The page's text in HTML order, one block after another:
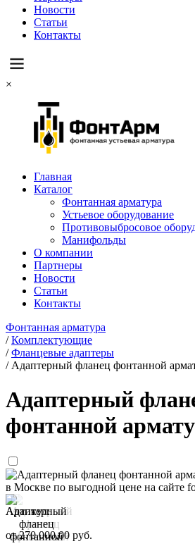
Новости
Статьи
Контакты
×
Главная
Каталог
Фонтанная арматура
Устьевое оборудование
Противовыбросовое
Манифольды
О компании
Партнеры
Новости
Статьи
Контакты
Фонтанная арматура
/Комплектующие
/Фланцевые адаптеры
/ Адаптерный фланец фонтанной
Адаптерный
фонтанной
Артикул:
от270 000,00 руб.